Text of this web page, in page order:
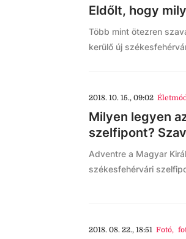
Eldőlt, hogy
Több mint ötezren
kerülő új
2018. 10. 15., 09:02
Milyen legyen
szelfipont?
Adventre a Magyar
székesfehérvári
2018. 08. 22., 18:51 Fotó,